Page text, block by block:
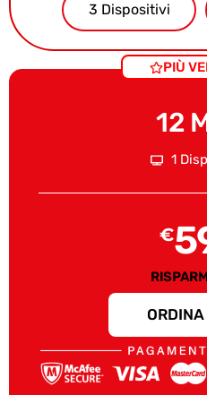
3 Dispositivi
PIÙ
12
1
€